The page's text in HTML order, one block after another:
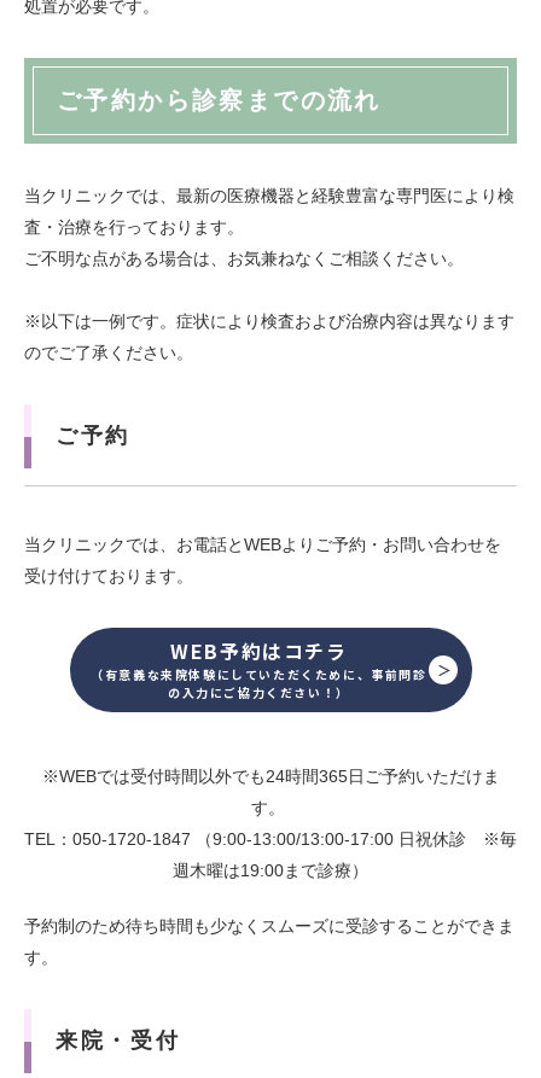
処置が必要です。
ご予約から診察までの流れ
当クリニックでは、最新の医療機器と経験豊富な専門医により検
査・治療を行っております。
ご不明な点がある場合は、お気兼ねなくご相談ください。
※以下は一例です。症状により検査および治療内容は異なります
のでご了承ください。
ご予約
当クリニックでは、お電話とWEBよりご予約・お問い合わせを
受け付けております。
WEB予約はコチラ
（有意義な来院体験にしていただくために、事前問診
の入力にご協力ください！）
※WEBでは受付時間以外でも24時間365日ご予約いただけま
す。
TEL：050-1720-1847 （9:00-13:00/13:00-17:00 日祝休診 ※毎
週木曜は19:00まで診療）
予約制のため待ち時間も少なくスムーズに受診することができま
す。
来院・受付